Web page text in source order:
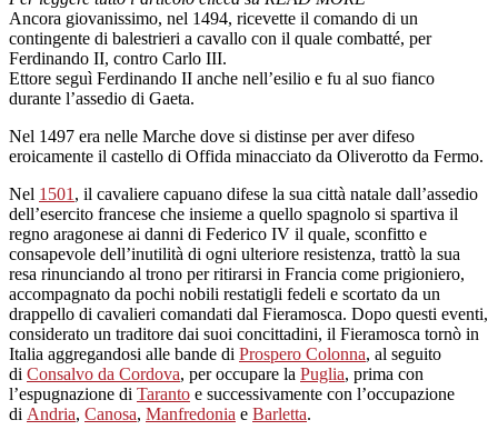
Ancora giovanissimo, nel 1494, ricevette il comando di un
contingente di balestrieri a cavallo con il quale combatté, per
Ferdinando II, contro Carlo III.
Ettore seguì Ferdinando II anche nell’esilio e fu al suo fianco
durante l’assedio di Gaeta.
Nel 1497 era nelle Marche dove si distinse per aver difeso
eroicamente il castello di Offida minacciato da Oliverotto da Fermo.
Nel 1501 , il cavaliere capuano difese la sua città natale dall’assedio
dell’esercito francese che insieme a quello spagnolo si spartiva il
regno aragonese ai danni di Federico IV il quale, sconfitto e
consapevole dell’inutilità di ogni ulteriore resistenza, trattò la sua
resa rinunciando al trono per ritirarsi in Francia come prigioniero,
accompagnato da pochi nobili restatigli fedeli e scortato da un
drappello di cavalieri comandati dal Fieramosca. Dopo questi eventi,
considerato un traditore dai suoi concittadini, il Fieramosca tornò in
Italia aggregandosi alle bande di Prospero Colonna, al seguito
di Consalvo da Cordova, per occupare la Puglia, prima con
l’espugnazione di Taranto e successivamente con l’occupazione
di Andria, Canosa, Manfredonia e Barletta.